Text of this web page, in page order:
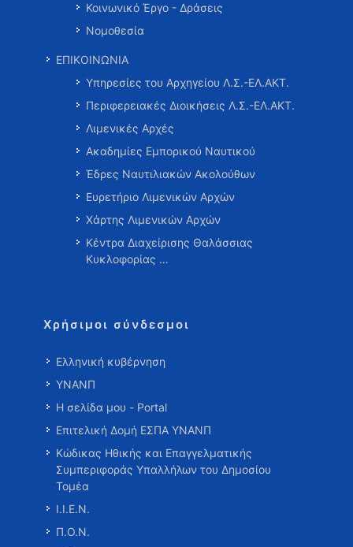
Κοινωνικό Έργο - Δράσεις
Νομοθεσία
ΕΠΙΚΟΙΝΩΝΙΑ
Υπηρεσίες του Αρχηγείου Λ.Σ.-ΕΛ.ΑΚΤ.
Περιφερειακές Διοικήσεις Λ.Σ.-ΕΛ.ΑΚΤ.
Λιμενικές Αρχές
Ακαδημίες Εμπορικού Ναυτικού
Έδρες Ναυτιλιακών Ακολούθων
Ευρετήριο Λιμενικών Αρχών
Χάρτης Λιμενικών Αρχών
Κέντρα Διαχείρισης Θαλάσσιας
Κυκλοφορίας …
Χρήσιμοι σύνδεσμοι
Ελληνική κυβέρνηση
ΥΝΑΝΠ
Η σελίδα μου - Portal
Επιτελική Δομή ΕΣΠΑ ΥΝΑΝΠ
Κώδικας Ηθικής και Επαγγελματικής
Συμπεριφοράς Υπαλλήλων του Δημοσίου
Τομέα
Ι.Ι.Ε.Ν.
Π.Ο.Ν.